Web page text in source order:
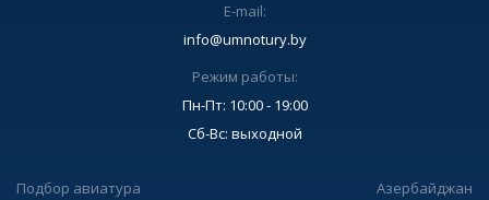
E-mail:
info@umnotury.by
Режим работы:
Пн-Пт: 10:00 - 19:00
Сб-Вс: выходной
Подбор авиатура
Азербайджан